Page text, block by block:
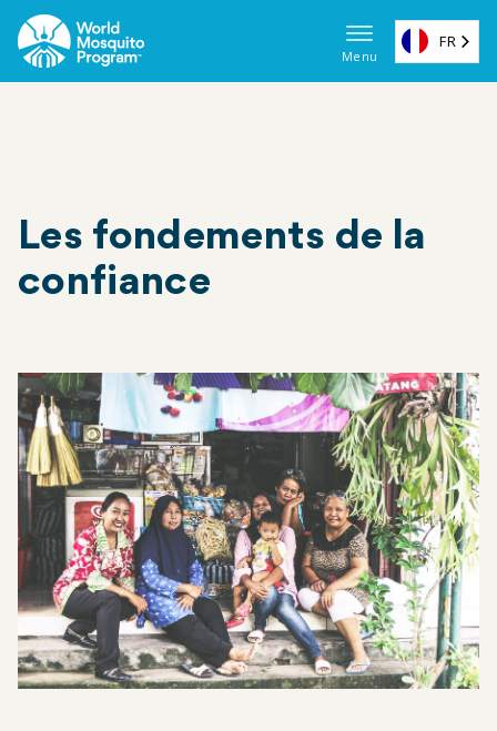
Skip
to
main
Menu
FR
Les fondements de la
confiance